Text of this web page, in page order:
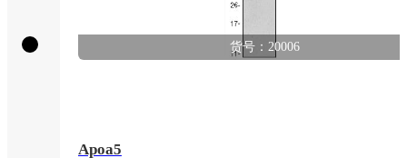
货号：20006
Apoa5